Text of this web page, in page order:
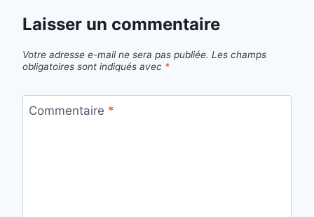
Laisser un commentaire
Votre adresse e-mail ne sera pas publiée. Les champs
obligatoires sont indiqués avec *
Commentaire *